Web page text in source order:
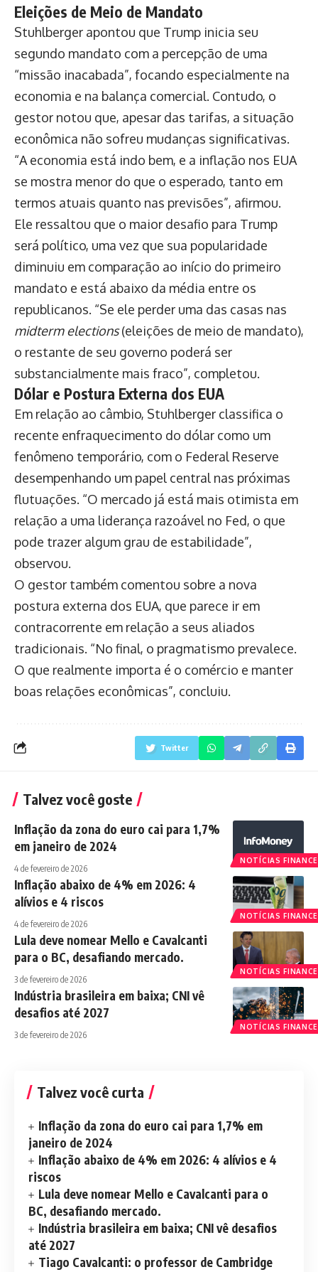
Eleições de Meio de Mandato
Stuhlberger apontou que Trump inicia seu
segundo mandato com a percepção de uma
“missão inacabada”, focando especialmente na
economia e na balança comercial. Contudo, o
gestor notou que, apesar das tarifas, a situação
econômica não sofreu mudanças significativas.
“A economia está indo bem, e a inflação nos EUA
se mostra menor do que o esperado, tanto em
termos atuais quanto nas previsões”, afirmou.
Ele ressaltou que o maior desafio para Trump
será político, uma vez que sua popularidade
diminuiu em comparação ao início do primeiro
mandato e está abaixo da média entre os
republicanos. “Se ele perder uma das casas nas
midterm elections(eleições de meio de mandato),
o restante de seu governo poderá ser
substancialmente mais fraco”, completou.
Dólar e Postura Externa dos EUA
Em relação ao câmbio, Stuhlberger classifica o
recente enfraquecimento do dólar como um
fenômeno temporário, com o Federal Reserve
desempenhando um papel central nas próximas
flutuações. “O mercado já está mais otimista em
relação a uma liderança razoável no Fed, o que
pode trazer algum grau de estabilidade”,
observou.
O gestor também comentou sobre a nova
postura externa dos EUA, que parece ir em
contracorrente em relação a seus aliados
tradicionais. “No final, o pragmatismo prevalece.
O que realmente importa é o comércio e manter
boas relações econômicas”, concluiu.
Twitter
Talvez você goste
NOTÍCIAS
Inflação da zona do euro cai para 1,7%
em janeiro de 2024
4 de fevereiro de 2026
NOTÍCIAS
Inflação abaixo de 4% em 2026: 4
alívios e 4 riscos
4 de fevereiro de 2026
NOTÍCIAS
Lula deve nomear Mello e Cavalcanti
para o BC, desafiando mercado.
3 de fevereiro de 2026
NOTÍCIAS
Indústria brasileira em baixa; CNI vê
desafios até 2027
3 de fevereiro de 2026
Talvez você curta
Inflação da zona do euro cai para 1,7% em
janeiro de 2024
Inflação abaixo de 4% em 2026: 4 alívios e 4
riscos
Lula deve nomear Mello e Cavalcanti para o
BC, desafiando mercado.
Indústria brasileira em baixa; CNI vê desafios
até 2027
Tiago Cavalcanti: o professor de Cambridge